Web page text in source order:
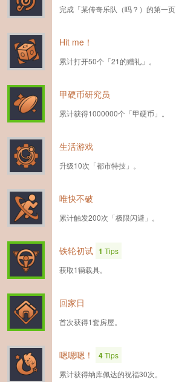
完成「某传奇乐队（吗？）的第一页
Hit me！
累计打开50个「21的赠礼」。
甲硬币研究员
累计获得1000000个「甲硬币」。
生活游戏
升级10次「都市特技」。
唯快不破
累计触发200次「极限闪避」。
铁轮初试 1 Tips
获取1辆载具。
回家日
首次获得1套房屋。
嗯嗯嗯！ 4Tips
累计获得纳库佩达的祝福30次。